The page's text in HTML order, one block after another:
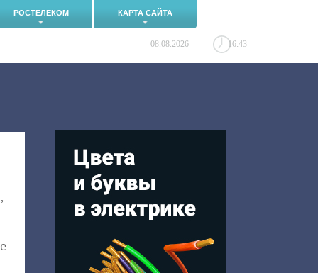
РОСТЕЛЕКОМ КАРТА САЙТА
08.08.2026 16:43